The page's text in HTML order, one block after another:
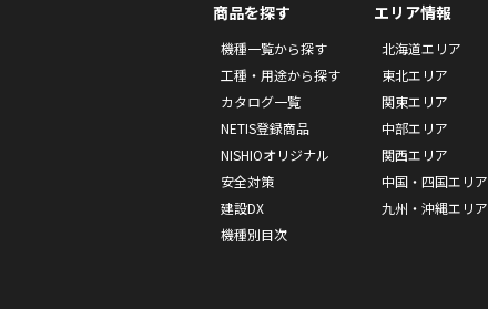
商品を探す
機種一覧から探す
工種・用途から探す
カタログ一覧
NETIS登録商品
NISHIOオリジナル
安全対策
建設DX
機種別目次
エリア情報
北海道エリア
東北エリア
関東エリア
中部エリア
関西エリア
中国・四国エリア
九州・沖縄エリア